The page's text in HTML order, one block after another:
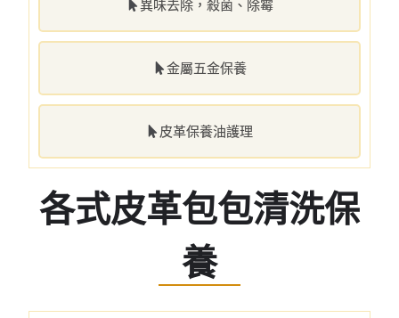
異味去除，殺菌、除霉
金屬五金保養
皮革保養油護理
各式皮革包包清洗保
養